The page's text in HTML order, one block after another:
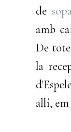
de
amb
De
la
allí,